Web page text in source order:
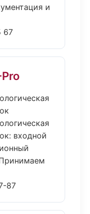
и
67
входной
87